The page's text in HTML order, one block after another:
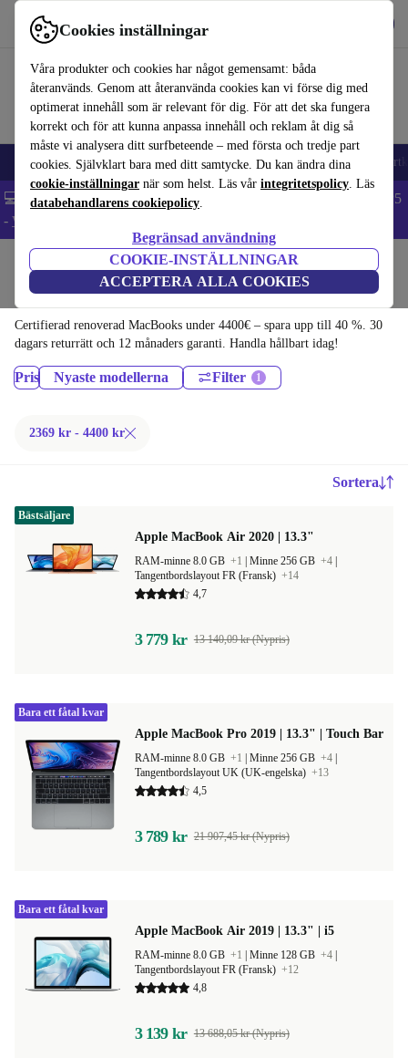
Cookies inställningar
Våra produkter och cookies har något gemensamt: båda
återanvänds. Genom att återanvända cookies kan vi förse dig med
optimerat innehåll som är relevant för dig. För att det ska fungera
korrekt och för att kunna anpassa innehåll och reklam åt dig så
måste vi analysera ditt surfbeteende – med första och tredje part
cookies. Självklart bara med ditt samtycke. Du kan ändra dina
cookie-inställningar när som helst. Läs vår integritetspolicy. Läs
databehandlarens cookiepolicy.
Begränsad användning
COOKIE-INSTÄLLNINGAR
ACCEPTERA ALLA COOKIES
Använd refurbed snabbt och enkelt
🎒 Back to school Mobiltelefoner Bärbara datorer Surfplattor
💻 Extra 5% rabatt på alla MacBooks och laptops - Code: LAPTOP5
- Villkor
Laptops
MacBooks:
Certifierad renoverad MacBooks under 4400€ – spara upp till 40 %. 30
dagars returrätt och 12 månaders garanti. Handla hållbart idag!
Pris Nyaste modellerna Filter
2369 kr - 4400 kr
Sortera
Apple MacBook Air 2020 | 13.3"
RAM-minne 8.0 GB +1 Minne 256 GB +4
Tangentbordslayout FR (Fransk) +14
4,7
3 779 kr 13 140,09 kr (Nypris)
Bästsäljare
Apple MacBook Pro 2019 | 13.3" | Touch Bar
RAM-minne 8.0 GB +1 Minne 256 GB +4
Tangentbordslayout UK (UK-engelska) +13
4,5
3 789 kr 21 907,45 kr (Nypris)
Bara ett fåtal kvar
Apple MacBook Air 2019 | 13.3" | i5
RAM-minne 8.0 GB +1 Minne 128 GB +4
Tangentbordslayout FR (Fransk) +12
4,8
3 139 kr 13 688,05 kr (Nypris)
Bara ett fåtal kvar